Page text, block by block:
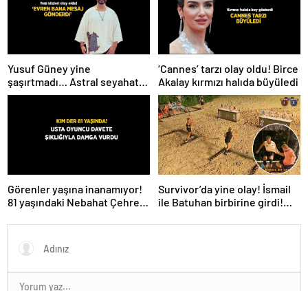
Yusuf Güney yine
şaşırtmadı… Astral seyahat
ve uzaylılardan sonra şimdi
‘Cannes’ tarzı olay oldu! Birce
Akalay kırmızı halıda büyüledi
Görenler yaşına inanamıyor!
81 yaşındaki Nebahat Çehre
Survivor’da yine olay! İsmail
ile Batuhan birbirine girdi!